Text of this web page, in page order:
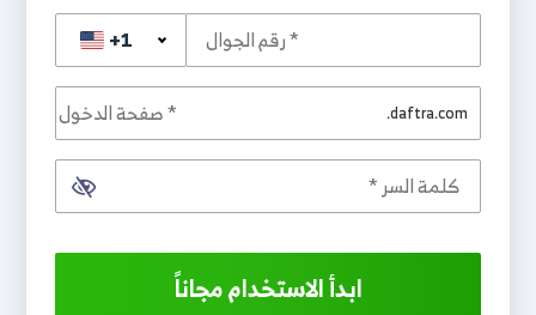
+1
.daftra.com
ابدأ الاستخدام مجاناً